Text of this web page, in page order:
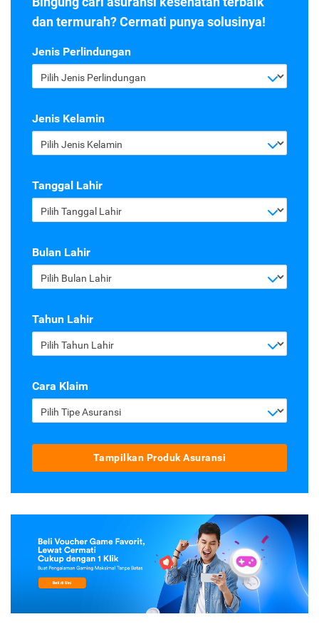
dan termurah? Cermati punya solusinya!
Jenis Perlindungan
Pilih Jenis Perlindungan
Jenis Kelamin
Pilih Jenis Kelamin
Tanggal Lahir
Pilih Tanggal Lahir
Bulan Lahir
Pilih Bulan Lahir
Tahun Lahir
Pilih Tahun Lahir
Cara Klaim
Pilih Tipe Asuransi
Tampilkan Produk Asuransi